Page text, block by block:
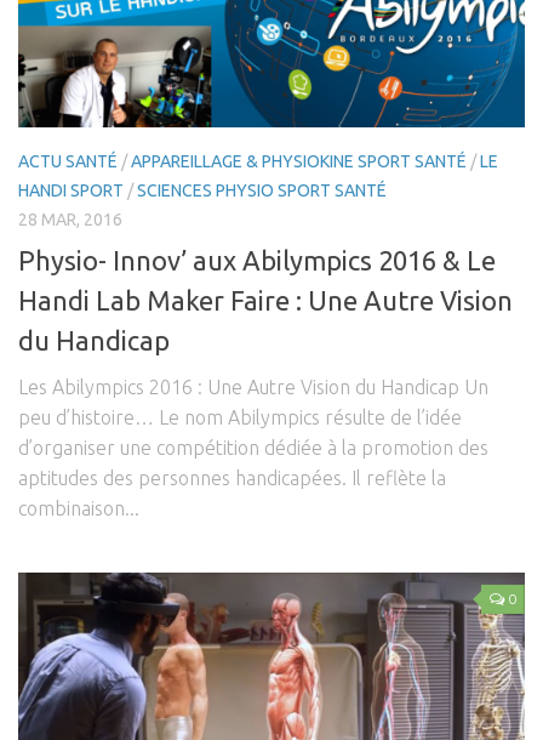
La Monodiète
Régime Paléo
Régime Méditérranéen
Régime Végétarien
Les Programmes Fit
Gestion du Poids de Forme
Remise en Forme
Renforcement Musculaire & Gain de Masse
Coaching
Coaching Entreprise & Entreprenariat
Coaching Ergonomique
Coaching Sportif
Coaching Santé
Presse
Se connecter
ACTU SANTÉ /APPAREILLAGE & PHYSIOKINE SPORT SANTÉ /LE
HANDI SPORT /SCIENCES PHYSIO SPORT SANTÉ
28 MAR, 2016
Physio- Innov’ aux Abilympics 2016 & Le
Handi Lab Maker Faire : Une Autre Vision
du Handicap
Les Abilympics 2016 : Une Autre Vision du Handicap Un
peu d’histoire… Le nom Abilympics résulte de l’idée
d’organiser une compétition dédiée à la promotion des
aptitudes des personnes handicapées. Il reflète la
combinaison...
0